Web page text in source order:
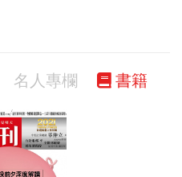
名人專欄 書籍